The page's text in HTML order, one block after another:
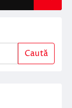
Caută